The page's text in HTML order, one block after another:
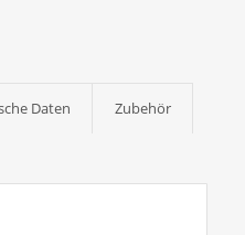
Daten Zubehör